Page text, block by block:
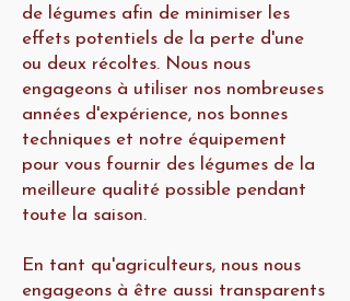
de légumes afin de minimiser les
effets potentiels de la perte d'une
ou deux récoltes. Nous nous
engageons à utiliser nos nombreuses
années d'expérience, nos bonnes
techniques et notre équipement
pour vous fournir des légumes de la
meilleure qualité possible pendant
toute la saison.
En tant qu'agriculteurs, nous nous
engageons à être aussi transparents